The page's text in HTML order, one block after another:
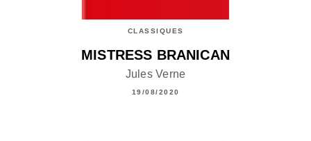
CLASSIQUES
MISTRESS BRANICAN
Jules Verne
19/08/2020